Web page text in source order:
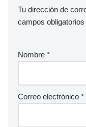
Tu dirección de
campos
Nombre *
Correo electrónico *